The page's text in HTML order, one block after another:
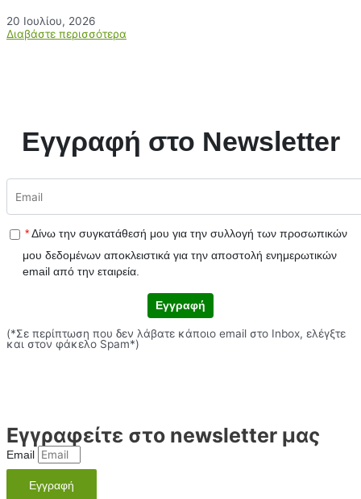
20 Ιουλίου, 2026
Διαβάστε περισσότερα
Εγγραφή στο Newsletter
* Δίνω την συγκατάθεσή μου για την συλλογή των προσωπικών
μου δεδομένων αποκλειστικά για την αποστολή ενημερωτικών
email από την εταιρεία.
Εγγραφή
(*Σε περίπτωση που δεν λάβατε κάποιο email στο Inbox, ελέγξτε
και στον φάκελο Spam*)
Εγγραφείτε στο newsletter μας
Email
Εγγραφή